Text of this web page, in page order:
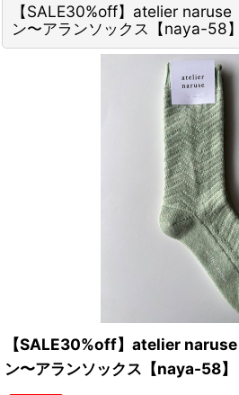
【SALE30%off】atelier
ン〜アランソックス【naya-58
【SALE30%off】atelier
ン〜アランソックス【naya-58